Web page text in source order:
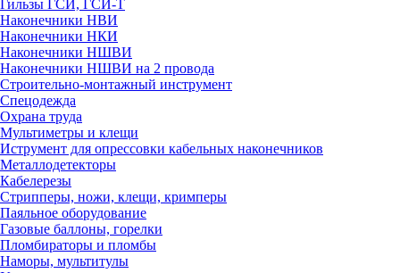
Гильзы ГСИ, ГСИ-Т
Наконечники НВИ
Наконечники НКИ
Наконечники НШВИ
Наконечники НШВИ на 2 провода
Строительно-монтажный инструмент
Спецодежда
Охрана труда
Мультиметры и клещи
Иструмент для опрессовки кабельных наконечников
Металлодетекторы
Кабелерезы
Стрипперы, ножи, клещи, кримперы
Паяльное оборудование
Газовые баллоны, горелки
Пломбираторы и пломбы
Наморы, мультитулы